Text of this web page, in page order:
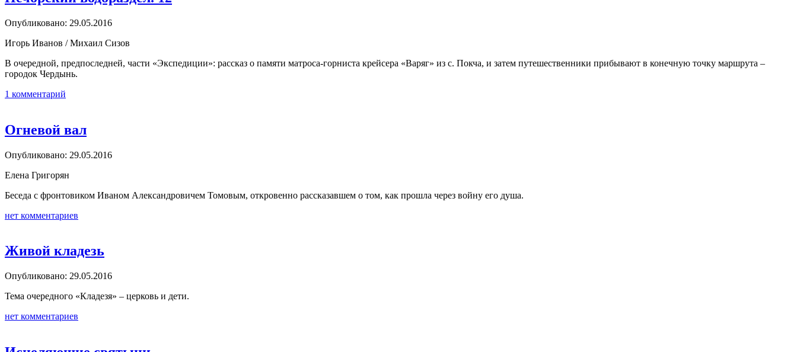
Опубликовано: 29.05.2016
Игорь Иванов / Михаил Сизов
В очередной, предпоследней, части «Экспедиции»: рассказ о памяти матроса-горниста крейсера «Варяг» из с. Покча, и затем путешественники прибывают в конечную точку маршрута –
городок Чердынь.
1 комментарий
Огневой вал
Опубликовано: 29.05.2016
Елена Григорян
Беседа с фронтовиком Иваном Александровичем Томовым, откровенно рассказавшем о том, как прошла через войну его душа.
нет комментариев
Живой кладезь
Опубликовано: 29.05.2016
Тема очередного «Кладезя» – церковь и дети.
нет комментариев